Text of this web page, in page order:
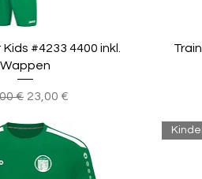
#4233 4400 inkl.
Wappen
€ Sale-Preis
23,00 €